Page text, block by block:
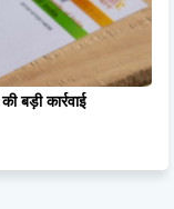
बड़ी कार्रवाई